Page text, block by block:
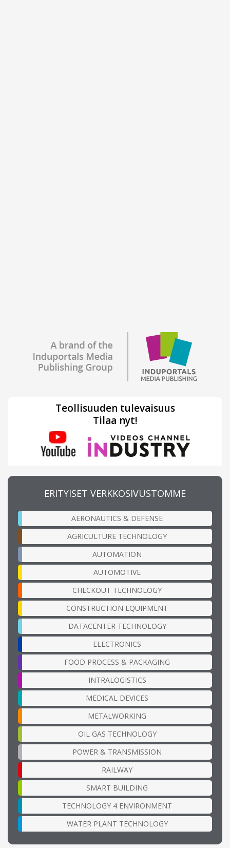
Teollisuuden tulevaisuus
Tilaa nyt!
ERITYISET VERKKOSIVUSTOMME
AERONAUTICS & DEFENSE
AGRICULTURE TECHNOLOGY
AUTOMATION
AUTOMOTIVE
CHECKOUT TECHNOLOGY
CONSTRUCTION EQUIPMENT
DATACENTER TECHNOLOGY
ELECTRONICS
FOOD PROCESS & PACKAGING
INTRALOGISTICS
MEDICAL DEVICES
METALWORKING
OIL GAS TECHNOLOGY
POWER & TRANSMISSION
RAILWAY
SMART BUILDING
TECHNOLOGY 4 ENVIRONMENT
WATER PLANT TECHNOLOGY